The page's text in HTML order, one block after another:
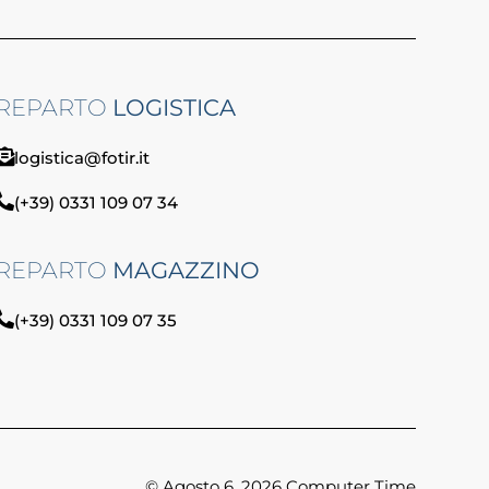
LOGISTICA
logistica@fotir.it
(+39) 0331 109 07 34
MAGAZZINO
(+39) 0331 109 07 35